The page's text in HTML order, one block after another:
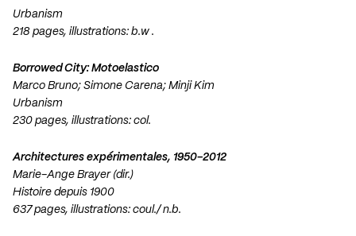
Urbanism
218 pages, illustrations: b.w .
Borrowed City: Motoelastico
Marco Bruno; Simone Carena; Minji Kim
Urbanism
230 pages, illustrations: col.
Architectures expérimentales, 1950-2012
Marie-Ange Brayer (dir.)
Histoire depuis 1900
637 pages, illustrations: coul./ n.b.